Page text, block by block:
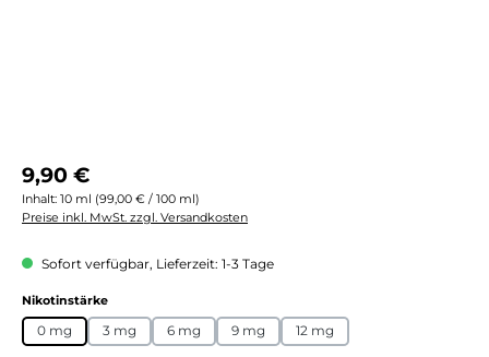
Regulärer Preis:
9,90 €
Inhalt: 10 ml (99,00 € / 100 ml)
Preise inkl. MwSt. zzgl. Versandkosten
Sofort verfügbar, Lieferzeit: 1-3 Tage
Nikotinstärkeauswählen
0 mg 3 mg 6 mg 9 mg 12 mg